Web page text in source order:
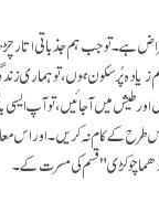
ہے۔ تو جب ہم جذباتی
پُرسکون ہوں، تو ہماری زندگی
طیش میں آ جائیں، تو آپ
کے کام نہ کریں۔ اور اس
چوکڑی" قسم کی مسرت کے۔